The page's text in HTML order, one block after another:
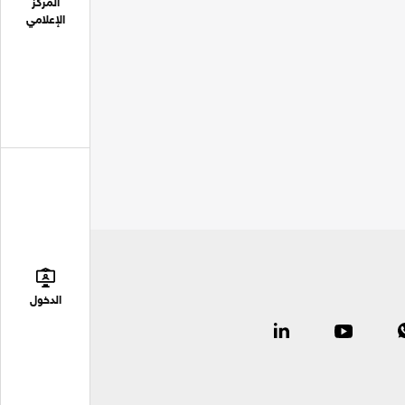
المركز
الإعلامي
الدخول